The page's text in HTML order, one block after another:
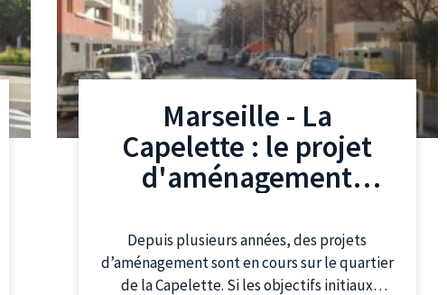
Marseille - La
Capelette : le projet
d'aménagement
durable
Depuis plusieurs années, des projets
d’aménagement sont en cours sur le quartier
de la Capelette. Si les objectifs initiaux